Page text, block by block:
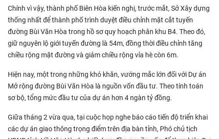
Chính vì vậy, thành phố Biên Hòa kiến nghị, trước mắt, Sở Xây dựng
thống nhất để thành phố trình duyệt điều chỉnh mặt cắt tuyến
đường Bùi Văn Hòa trong hồ sơ quy hoạch phân khu B4. Theo đó,
giữ nguyên lộ giới tuyến đường là 54m, đồng thời điều chỉnh tăng
chiều rộng mặt đường và giảm chiều rộng vỉa hè còn 6m.
Hiện nay, một trong những khó khăn, vướng mắc lớn đối với Dự án
Mở rộng đường Bùi Văn Hòa là nguồn vốn đầu tư. Theo tính toán
sơ bộ, tổng mức đầu tư của dự án hơn 4 ngàn tỷ đồng.
Giữa tháng 2 vừa qua, tại cuộc họp nghe báo cáo tiến độ triển khai
các dự án giao thông trọng điểm trên địa bàn tỉnh, Phó chủ tịch